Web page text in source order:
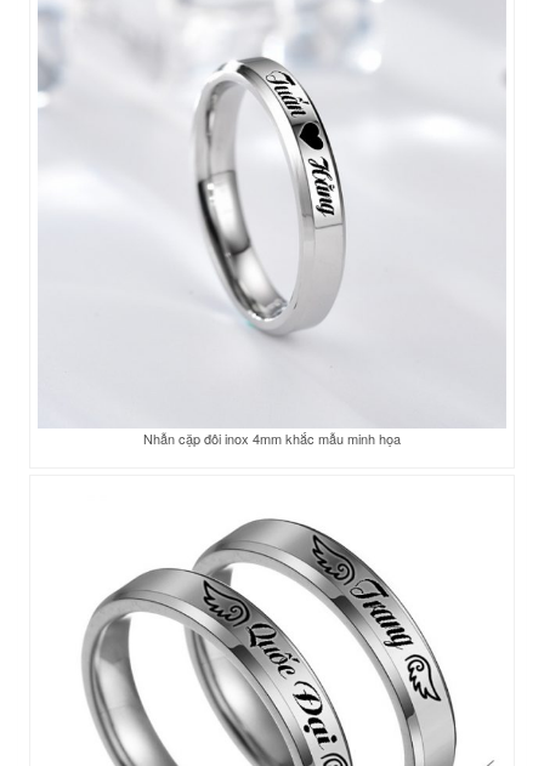
Nhẫn cặp đôi inox 4mm khắc mẫu minh họa